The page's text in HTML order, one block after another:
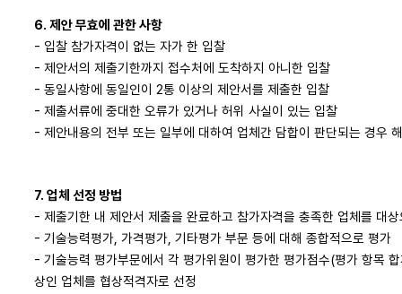
6. 제안 무효에 관한 사항
- 입찰 참가자격이 없는 자가 한 입찰
- 제안서의 제출기한까지 접수처에 도착하지 아니한 입찰
- 동일사항에 동일인이 2통 이상의 제안서를 제출한 입찰
- 제출서류에 중대한 오류가 있거나 허위 사실이 있는 입찰
- 제안내용의 전부 또는 일부에 대하여 업체간 담합이 판단되는 경우
7. 업체 선정 방법
- 제출기한 내 제안서 제출을 완료하고 참가자격을 충족한 업체를 대
- 기술능력평가, 가격평가, 기타평가 부문 등에 대해 종합적으로 평가
- 기술능력 평가부문에서 각 평가위원이 평가한 평가점수(평가 항목
상인 업체를 협상적격자로 선정